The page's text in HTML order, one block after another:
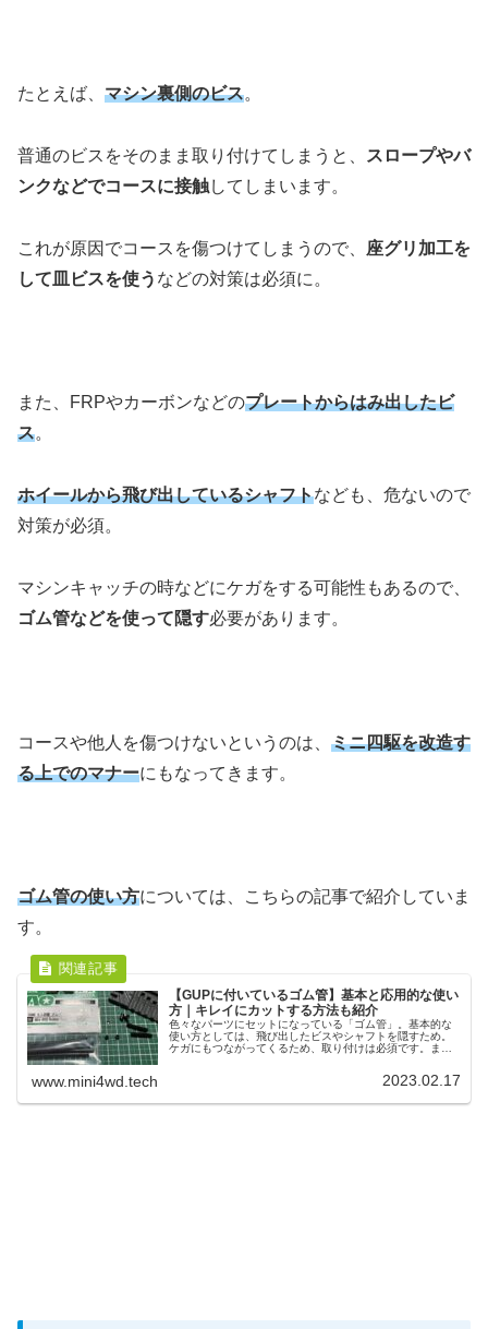
たとえば、 マシン裏側のビス。
普通のビスをそのまま取り付けてしまうと、
スロープやバ
ンクなどでコースに接触してしまいます。
これが原因でコースを傷つけてしまうので、 座グリ加工を
して皿ビスを使う などの対策は必須に。
また、FRPやカーボンなどのプレートからはみ出したビ
ス。
ホイールから飛び出しているシャフトなども、危ないので
対策が必須。
マシンキャッチの時などにケガをする可能性もあるので、
ゴム管などを使って隠す必要があります。
コースや他人を傷つけないというのは、 ミニ四駆を改造す
る上でのマナーにもなってきます。
ゴム管の使い方については、こちらの記事で紹介していま
す。
【GUPに付いているゴム管】基本と応用的な使い
方｜キレイにカットする方法も紹介
色々なパーツにセットになっている「ゴム管」。基本的な
使い方としては、飛び出したビスやシャフトを隠すため。
ケガにもつながってくるため、取り付けは必須です。また
度によって可動域も調整できておすすめです。
www.mini4wd.tech 2023.02.17